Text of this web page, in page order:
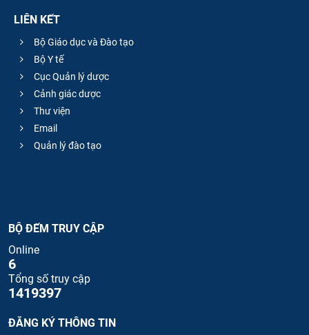
LIÊN KẾT
Bộ Giáo dục và Đào tạo
Bộ Y tế
Cục Quản lý dược
Cảnh giác dược
Thư viện
Email
Quản lý đào tạo
BỘ ĐẾM TRUY CẬP
Online
6
Tổng số truy cập
1419397
ĐĂNG KÝ THÔNG TIN